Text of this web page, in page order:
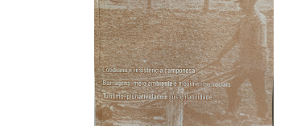
de
artigos